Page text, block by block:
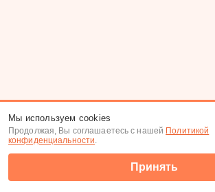
Мы используем cookies
Продолжая, Вы соглашаетесь с нашей Политикой
конфиденциальности.
Принять